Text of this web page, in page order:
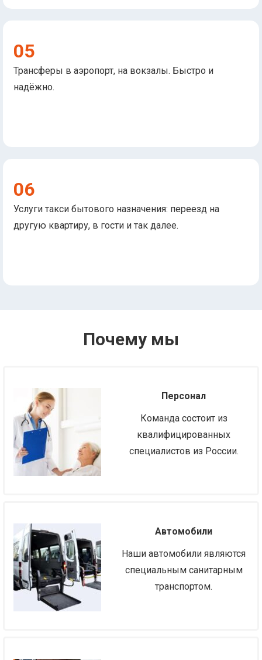
05
Трансферы в аэропорт, на вокзалы. Быстро и
надёжно.
06
Услуги такси бытового назначения: переезд на
другую квартиру, в гости и так далее.
Почему мы
Персонал
Команда состоит из
квалифицированных
специалистов из России.
Автомобили
Наши автомобили являются
специальным санитарным
транспортом.